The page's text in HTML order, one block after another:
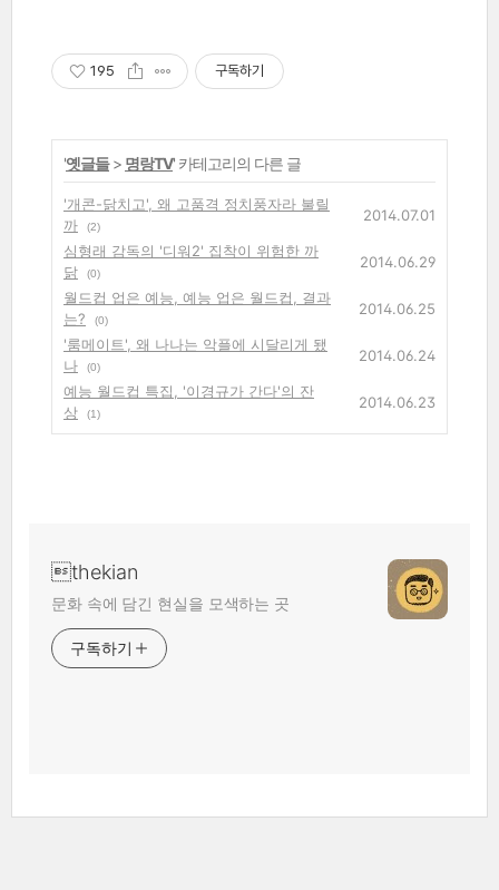
195 구독하기
'옛글들> 명랑TV' 카테고리의 다른 글
'개콘-닭치고', 왜 고품격 정치풍자라 불릴
까
(2)
2014.07.01
심형래 감독의 '디워2' 집착이 위험한 까
닭
(0)
2014.06.29
월드컵 업은 예능, 예능 업은 월드컵, 결과
는?
(0)
2014.06.25
'룸메이트', 왜 나나는 악플에 시달리게 됐
나
(0)
2014.06.24
예능 월드컵 특집, '이경규가 간다'의 잔
상
(1)
2014.06.23
thekian
문화 속에 담긴 현실을 모색하는 곳
구독하기